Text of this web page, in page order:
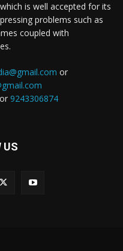
is well accepted for its
problems such as
coupled with
or
9243306874
US